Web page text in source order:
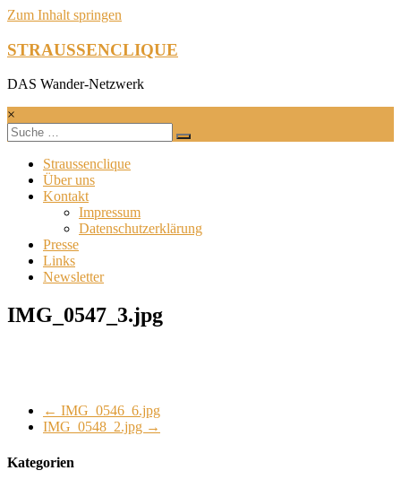
Zum Inhalt springen
STRAUSSENCLIQUE
DAS Wander-Netzwerk
×
Straussenclique
Über uns
Kontakt
Impressum
Datenschutzerklärung
Presse
Links
Newsletter
IMG_0547_3.jpg
← IMG_0546_6.jpg
IMG_0548_2.jpg →
Kategorien